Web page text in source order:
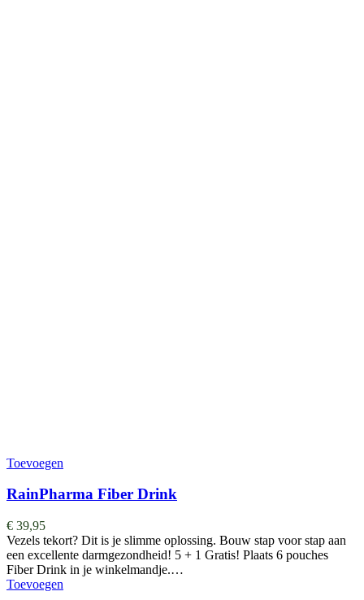
Toevoegen
RainPharma Fiber Drink
€ 39,95
Vezels tekort? Dit is je slimme oplossing. Bouw stap voor stap aan
een excellente darmgezondheid! 5 + 1 Gratis! Plaats 6 pouches
Fiber Drink in je winkelmandje.…
Toevoegen